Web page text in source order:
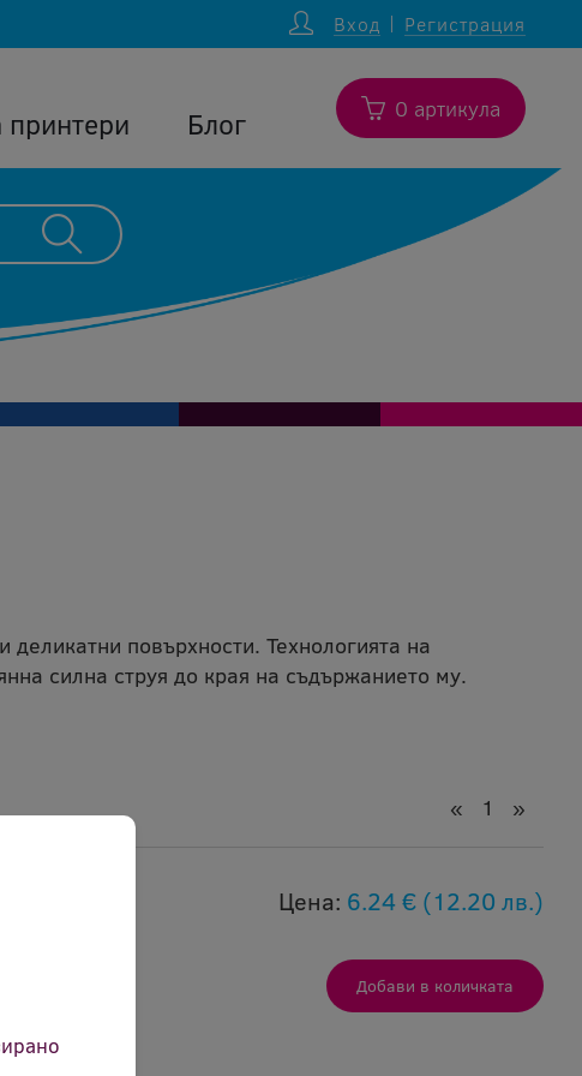
Вход Регистрация
принтери Блог 0 артикула
повърхности. Технологията на
силна струя до края на съдържанието му.
« 1 »
места
Цена: 6.24 € (12.20 лв.)